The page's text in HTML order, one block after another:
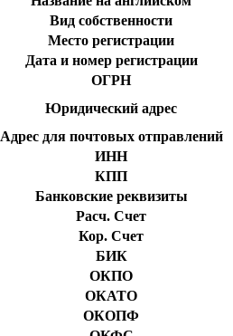
Вид собственности
Место регистрации
Дата и номер регистрации
ОГРН
Юридический адрес
Адрес для почтовых отправлений
ИНН
КПП
Банковские реквизиты
Расч. Счет
Кор. Счет
БИК
ОКПО
ОКАТО
ОКОПФ